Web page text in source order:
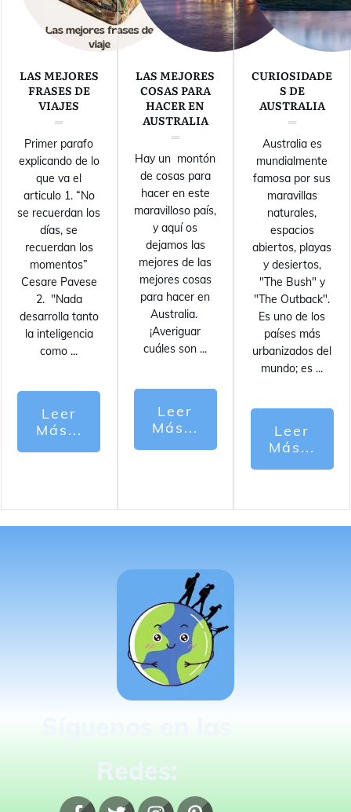
LAS MEJORES
FRASES DE
VIAJES
Primer parafo
explicando de lo
que va el
articulo 1. “No
se recuerdan los
días, se
recuerdan los
momentos”
Cesare Pavese
2. "Nada
desarrolla tanto
la inteligencia
como ...
Leer
Más...
LAS MEJORES
COSAS PARA
HACER EN
AUSTRALIA
Hay un montón
de cosas para
hacer en este
maravilloso país,
y aquí os
dejamos las
mejores de las
mejores cosas
para hacer en
Australia.
¡Averiguar
cuáles son ...
Leer
Más...
CURIOSIDADE
S DE
AUSTRALIA
Australia es
mundialmente
famosa por sus
maravillas
naturales,
espacios
abiertos, playas
y desiertos,
"The Bush" y
"The Outback".
Es uno de los
países más
urbanizados del
mundo; es ...
Leer
Más...
Redes: